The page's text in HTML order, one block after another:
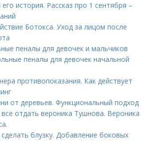
история. Рассказ про 1 сентября –
Ботокса. Уход за лицом после
пеналы для девочек и мальчиков
пеналы для девочек начальной
противопоказания. Как действует
от деревьев. Функциональный подход
отдать вероника Тушнова. Вероника
блузку. Добавление боковых